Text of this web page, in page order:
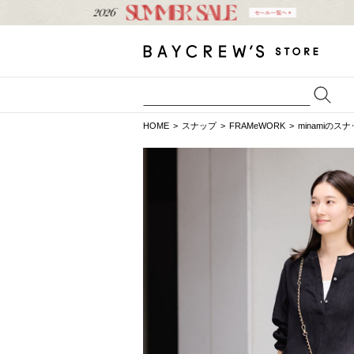
HOME スナップ FRAMeWORK minamiのスナ